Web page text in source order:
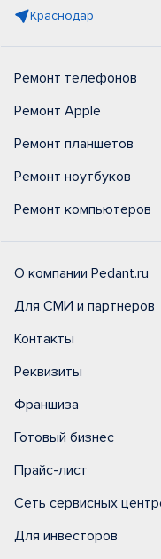
Краснодар
Ремонт телефонов
Ремонт Apple
Ремонт планшетов
Ремонт ноутбуков
Ремонт компьютеров
О компании Pedant.ru
Для СМИ и партнеров
Контакты
Реквизиты
Франшиза
Готовый бизнес
Прайс-лист
Сеть сервисных
Для инвесторов